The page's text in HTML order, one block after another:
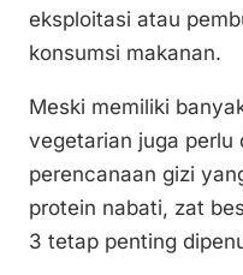
eksploitasi atau
konsumsi makanan.
Meski memiliki
vegetarian juga perlu
perencanaan gizi
protein nabati, zat
3 tetap penting